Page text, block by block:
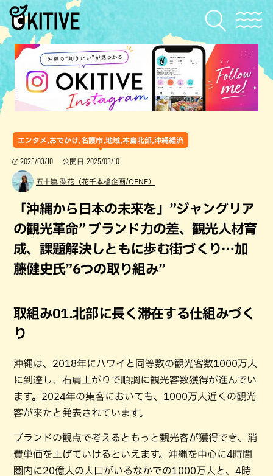
エンタメ,おでかけ,名護市,地域,本島北部,沖縄経済
2025/03/10 公開日 2025/03/10
五十嵐 梨花（花千本槍企画/OFNE）
「沖縄から日本の未来を」”ジャングリア
の観光革命” ブランド力の差、観光人材育
成、課題解決しともに歩む街づくり…加
藤健史氏”6つの取り組み”
取組み01.北部に長く滞在する仕組みづく
り
沖縄は、2018年にハワイと同等数の観光客数1000万人
に到達し、右肩上がりで順調に観光客数獲得が進んでい
ます。2024年の集客においても、1000万人近くの観光
客が来たと発表されています。
ブランドの観点で考えるともっと観光客が獲得でき、消
費単価を上げていけるといえます。沖縄を中心に4時間
圏内に20億人の人口がいるなかでの1000万人と、4時